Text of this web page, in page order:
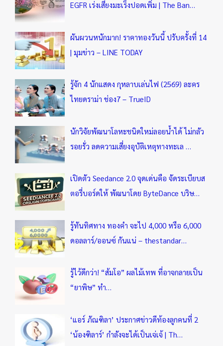
EGFR เร่งเสี่ยงมะเร็งปอดเพิ่ม | The Ban…
ผันผวนหนักมาก! ราคาทองวันนี้ ปรับครั้งที่ 14
| มุมข่าว – LINE TODAY
รู้จัก 4 นักแสดง กุหลาบเล่นไฟ (2569) ละคร
ไทยดราม่า ช่อง7 – TrueID
นักวิจัยพัฒนาโลหะชนิดใหม่ลอยน้ำได้ ไม่กลัว
รอยรั่ว ลดความเสี่ยงอุบัติเหตุทางทะเล …
เปิดตัว Seedance 2.0 จุดเด่นคือ จัดระเบียบส
ตอรี่บอร์ดให้ พัฒนาโดย ByteDance บริษ…
รู้ทันทิศทาง ทองคำ จะไป 4,000 หรือ 6,000
ดอลลาร์/ออนซ์ กันแน่ – thestandar…
รู้ไว้ดีกว่า! “ส้มโอ” ผลไม้เทพ ที่อาจกลายเป็น
“ยาพิษ” ทำ…
‘แอร์ ภัณฑิลา’ ประกาศข่าวดีท้องลูกคนที่ 2
‘น้องฑิลาร์’ กำลังจะได้เป็นเจ่เจ้ | Th…